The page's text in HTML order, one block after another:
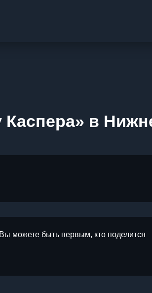
Каспера» в
можете быть первым, кто поделится